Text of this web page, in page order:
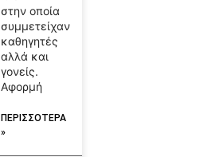
στην οποία
συμμετείχαν
καθηγητές
αλλά και
γονείς.
Αφορμή
ΠΕΡΙΣΣΟΤΕΡΑ
»